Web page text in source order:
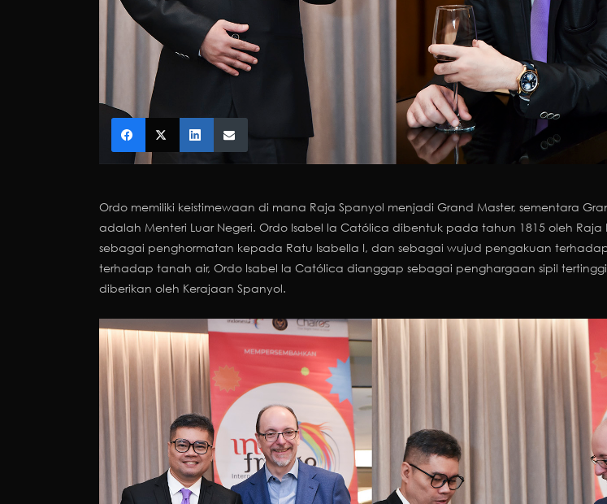
Ordo memiliki keistimewaan di mana Raja Spanyol menjadi Grand Master, sementara
adalah Menteri Luar Negeri. Ordo Isabel la Católica dibentuk pada tahun 1815 oleh Raja
sebagai penghormatan kepada Ratu Isabella I, dan sebagai wujud pengakuan
terhadap tanah air, Ordo Isabel la Católica dianggap sebagai penghargaan sipil
diberikan oleh Kerajaan Spanyol.